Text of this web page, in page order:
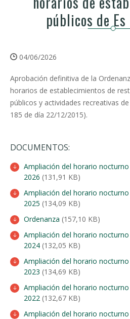
públicos de
04/06/2026
Aprobación definitiva de la
horarios de establecimientos de
públicos y actividades recreativas
185 de día 22/12/2015).
DOCUMENTOS:
Ampliación del horario
2026 (131,91 KB)
Ampliación del horario
2025 (134,09 KB)
Ordenanza (157,10 KB)
Ampliación del horario
2024 (132,05 KB)
Ampliación del horario
2023 (134,69 KB)
Ampliación del horario
2022 (132,67 KB)
Ampliación del horario